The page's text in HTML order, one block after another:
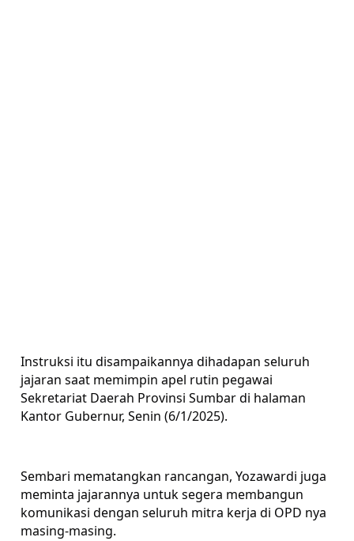
Instruksi itu disampaikannya dihadapan seluruh
jajaran saat memimpin apel rutin pegawai
Sekretariat Daerah Provinsi Sumbar di halaman
Kantor Gubernur, Senin (6/1/2025).
Sembari mematangkan rancangan, Yozawardi juga
meminta jajarannya untuk segera membangun
komunikasi dengan seluruh mitra kerja di OPD nya
masing-masing.